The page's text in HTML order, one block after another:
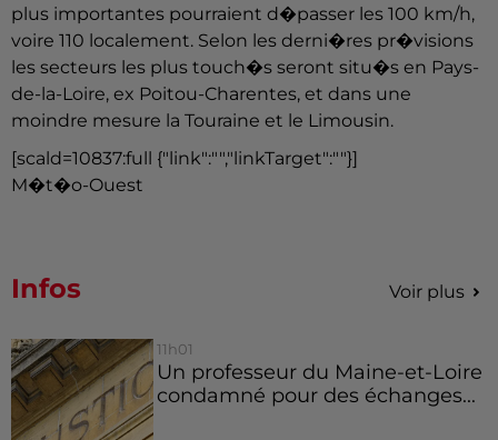
plus importantes pourraient d�passer les 100 km/h,
voire 110 localement. Selon les derni�res pr�visions
les secteurs les plus touch�s seront situ�s en Pays-
de-la-Loire, ex Poitou-Charentes, et dans une
moindre mesure la Touraine et le Limousin.
[scald=10837:full {"link":"","linkTarget":""}]
M�t�o-Ouest
Infos Voir plus
11h01
Un professeur du Maine-et-Loire
condamné pour des échanges...